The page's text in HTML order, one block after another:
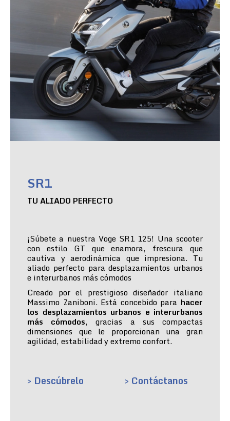
SR1
TU ALIADO PERFECTO
¡Súbete a nuestra Voge SR1 125! Una scooter
con estilo GT que enamora, frescura que
cautiva y aerodinámica que impresiona. Tu
aliado perfecto para desplazamientos urbanos
e interurbanos más cómodos
Creado por el prestigioso diseñador italiano
Massimo Zaniboni. Está concebido para hacer
los desplazamientos urbanos e interurbanos
más cómodos, gracias a sus compactas
dimensiones que le proporcionan una gran
agilidad, estabilidad y extremo confort.
> Descúbrelo > Contáctanos